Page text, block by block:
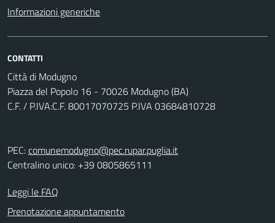
Informazioni generiche
CONTATTI
Città di Modugno
Piazza del Popolo 16 - 70026 Modugno (BA)
C.F. / P.IVA:C.F. 80017070725 P.IVA 03684810728
PEC:comunemodugno@pec.rupar.puglia.it
Centralino unico: +39 0805865111
Leggi le FAQ
Prenotazione appuntamento